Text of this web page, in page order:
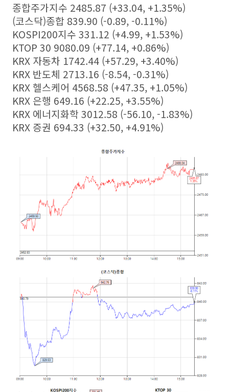
종합주가지수 2485.87 (+33.04, +1.35%)
(코스닥)종합 839.90 (-0.89, -0.11%)
KOSPI200지수 331.12 (+4.99, +1.53%)
KTOP 30 9080.09 (+77.14, +0.86%)
KRX 자동차 1742.44 (+57.29, +3.40%)
KRX 반도체 2713.16 (-8.54, -0.31%)
KRX 헬스케어 4568.58 (+47.35, +1.05%)
KRX 은행 649.16 (+22.25, +3.55%)
KRX 에너지화학 3012.58 (-56.10, -1.83%)
KRX 증권 694.33 (+32.50, +4.91%)